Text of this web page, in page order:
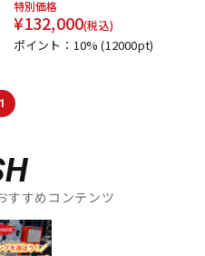
特別価格
¥132,000(税込)
ポイント：10%(12000pt)
1
すすめコンテンツ